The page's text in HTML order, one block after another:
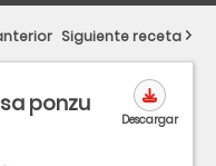
ponzu
Descargar
Siguiente receta